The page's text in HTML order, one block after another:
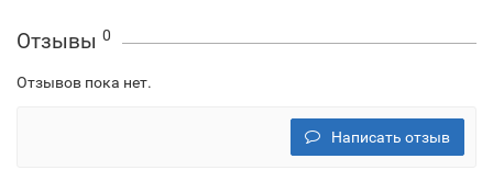
Отзывы 0
Отзывов пока нет.
Написать отзыв